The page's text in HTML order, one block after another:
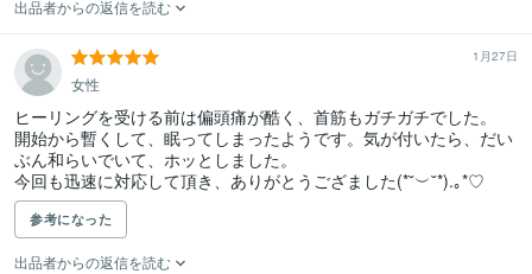
出品者からの返信を読む
1月27日
女性
ヒーリングを受ける前は偏頭痛が酷く、首筋もガチガチでした。
開始から暫くして、眠ってしまったようです。気が付いたら、だい
ぶん和らいでいて、ホッとしました。
今回も迅速に対応して頂き、ありがとうござました(⁠*⁠˘⁠︶⁠˘⁠*⁠)⁠.⁠｡⁠*⁠♡
参考になった
出品者からの返信を読む